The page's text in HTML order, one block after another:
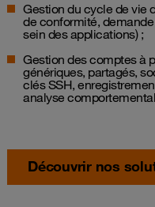
Gestion du cycle de vie
de conformité,
sein des applications) ;
Gestion des comptes à
génériques, partagés,
clés SSH,
analyse
Découvrir nos